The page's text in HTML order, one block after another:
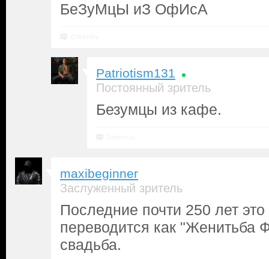
БеЗуМцЫ иЗ ОфИсА
Patriotism131
Постоянный зритель
Безумцы из кафе.
maxibeginner
Заслуженный зритель
Последние почти 250 лет
переводится как "Женитьба
свадьба.